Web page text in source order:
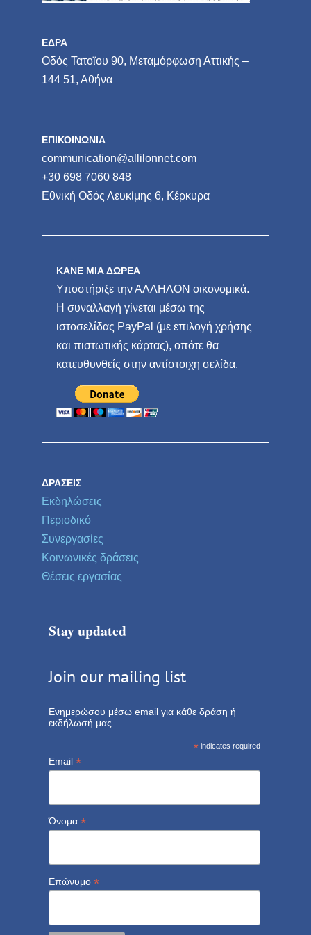
ΕΔΡΑ
Οδός Τατοϊου 90, Μεταμόρφωση Αττικής –
144 51, Αθήνα
ΕΠΙΚΟΙΝΩΝΙΑ
communication@allilonnet.com
+30 698 7060 848
Εθνική Οδός Λευκίμης 6, Κέρκυρα
ΚΑΝΕ ΜΙΑ ΔΩΡΕΑ
Υποστήριξε την ΑΛΛΗΛΟΝ οικονομικά.
Η συναλλαγή γίνεται μέσω της
ιστοσελίδας PayPal (με επιλογή χρήσης
και πιστωτικής κάρτας), οπότε θα
κατευθυνθείς στην αντίστοιχη σελίδα.
ΔΡΆΣΕΙΣ
Εκδηλώσεις
Περιοδικό
Συνεργασίες
Κοινωνικές δράσεις
Θέσεις εργασίας
Stay updated
Join our mailing list
Ενημερώσου μέσω email για κάθε δράση ή
εκδήλωσή μας
* indicates required
Email *
Όνομα *
Επώνυμο *